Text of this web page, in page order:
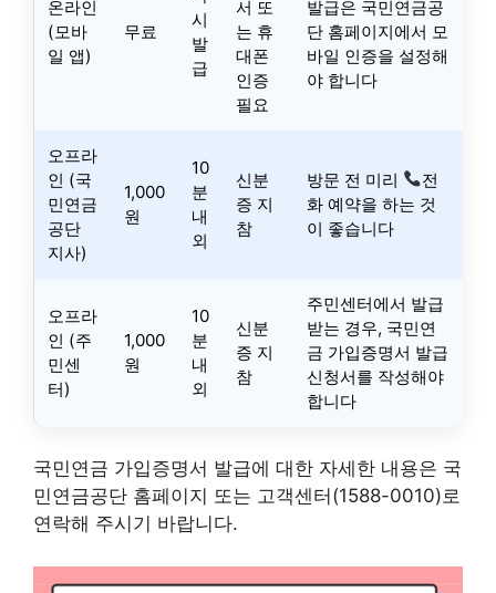
온라인
(모바
일 앱)
무료
시
발
급
서 또
는 휴
대폰
인증
필요
발급은 국민연금공
단 홈페이지에서 모
바일 인증을 설정해
야 합니다
오프라
인 (국
민연금
공단
지사)
1,000
원
10
분
내
외
신분
증 지
참
방문 전 미리
전
화 예약을 하는 것
이 좋습니다
오프라
인 (주
민센
터)
1,000
원
10
분
내
외
신분
증 지
참
주민센터에서 발급
받는 경우, 국민연
금 가입증명서 발급
신청서를 작성해야
합니다
국민연금 가입증명서 발급에 대한 자세한 내용은 국
민연금공단 홈페이지 또는 고객센터(1588-0010)로
연락해 주시기 바랍니다.